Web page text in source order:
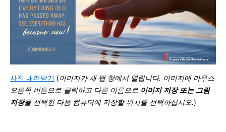
사진 내려받기 (이미지가 새 탭 창에서 열립니다. 이미지에 마우스
오른쪽 버튼으로 클릭하고 다른 이름으로 이미지 저장 또는 그림
저장을 선택한 다음 컴퓨터에 저장할 위치를 선택하십시오.)